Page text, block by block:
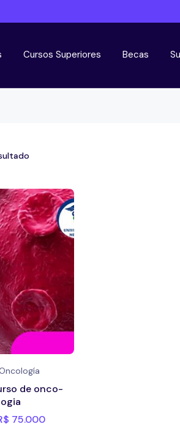
Cursos Superiores Becas
de onco-
75.000